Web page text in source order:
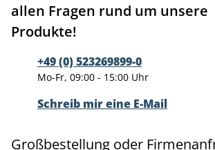
allen Fragen rund um unsere
Produkte!
+49 (0) 523269899-0
Mo-Fr, 09:00 - 15:00 Uhr
Schreib mir eine E-Mail
Großbestellung oder